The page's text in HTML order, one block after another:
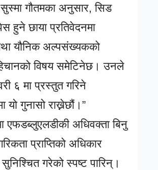
गौतमका अनुसार, सिड
हुने छाया प्रतिवेदनमा
यौनिक अल्पसंख्यकको
विषय समेटिनेछ। उनले
६ मा प्रस्तुत गरिने
यो गुनासो राख्नेछौं।”
एफडब्लुएलडीकी अधिवक्ता बिनु
प्राप्तिको अधिकार
गरेको स्पष्ट पारिन्।